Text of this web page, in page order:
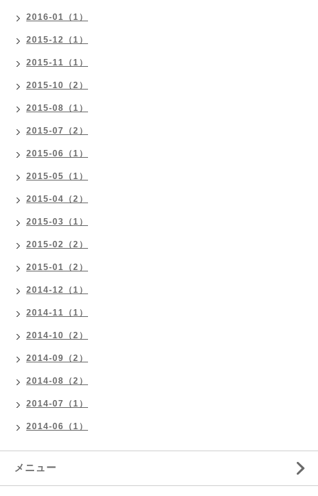
2016-01（1）
2015-12（1）
2015-11（1）
2015-10（2）
2015-08（1）
2015-07（2）
2015-06（1）
2015-05（1）
2015-04（2）
2015-03（1）
2015-02（2）
2015-01（2）
2014-12（1）
2014-11（1）
2014-10（2）
2014-09（2）
2014-08（2）
2014-07（1）
2014-06（1）
メニュー